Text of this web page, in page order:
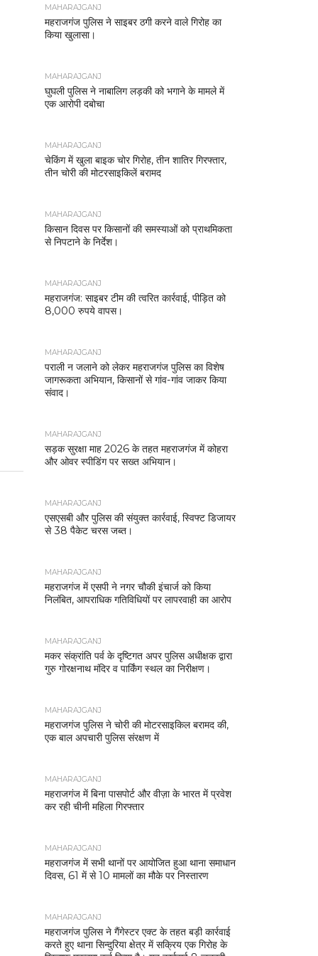
MAHARAJGANJ
महराजगंज पुलिस ने साइबर ठगी करने वाले गिरोह का
किया खुलासा।
MAHARAJGANJ
घुघली पुलिस ने नाबालिग लड़की को भगाने के मामले में
एक आरोपी दबोचा
MAHARAJGANJ
चेकिंग में खुला बाइक चोर गिरोह, तीन शातिर गिरफ्तार,
तीन चोरी की मोटरसाइकिलें बरामद
MAHARAJGANJ
किसान दिवस पर किसानों की समस्याओं को प्राथमिकता
से निपटाने के निर्देश।
MAHARAJGANJ
महराजगंज: साइबर टीम की त्वरित कार्रवाई, पीड़ित को
8,000 रुपये वापस।
MAHARAJGANJ
पराली न जलाने को लेकर महराजगंज पुलिस का विशेष
जागरूकता अभियान, किसानों से गांव-गांव जाकर किया
संवाद।
MAHARAJGANJ
सड़क सुरक्षा माह 2026 के तहत महराजगंज में कोहरा
और ओवर स्पीडिंग पर सख्त अभियान।
MAHARAJGANJ
एसएसबी और पुलिस की संयुक्त कार्रवाई, स्विफ्ट डिजायर
से 38 पैकेट चरस जब्त।
MAHARAJGANJ
महराजगंज में एसपी ने नगर चौकी इंचार्ज को किया
निलंबित, आपराधिक गतिविधियों पर लापरवाही का आरोप
MAHARAJGANJ
मकर संक्रांति पर्व के दृष्टिगत अपर पुलिस अधीक्षक द्वारा
गुरु गोरक्षनाथ मंदिर व पार्किंग स्थल का निरीक्षण।
MAHARAJGANJ
महराजगंज पुलिस ने चोरी की मोटरसाइकिल बरामद की,
एक बाल अपचारी पुलिस संरक्षण में
MAHARAJGANJ
महराजगंज में बिना पासपोर्ट और वीज़ा के भारत में प्रवेश
कर रही चीनी महिला गिरफ्तार
MAHARAJGANJ
महराजगंज में सभी थानों पर आयोजित हुआ थाना समाधान
दिवस, 61 में से 10 मामलों का मौके पर निस्तारण
MAHARAJGANJ
महराजगंज पुलिस ने गैंगेस्टर एक्ट के तहत बड़ी कार्रवाई
करते हुए थाना सिन्दुरिया क्षेत्र में सक्रिय एक गिरोह के